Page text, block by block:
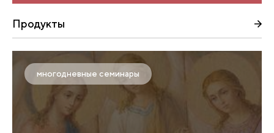
Продукты
многодневные семинары